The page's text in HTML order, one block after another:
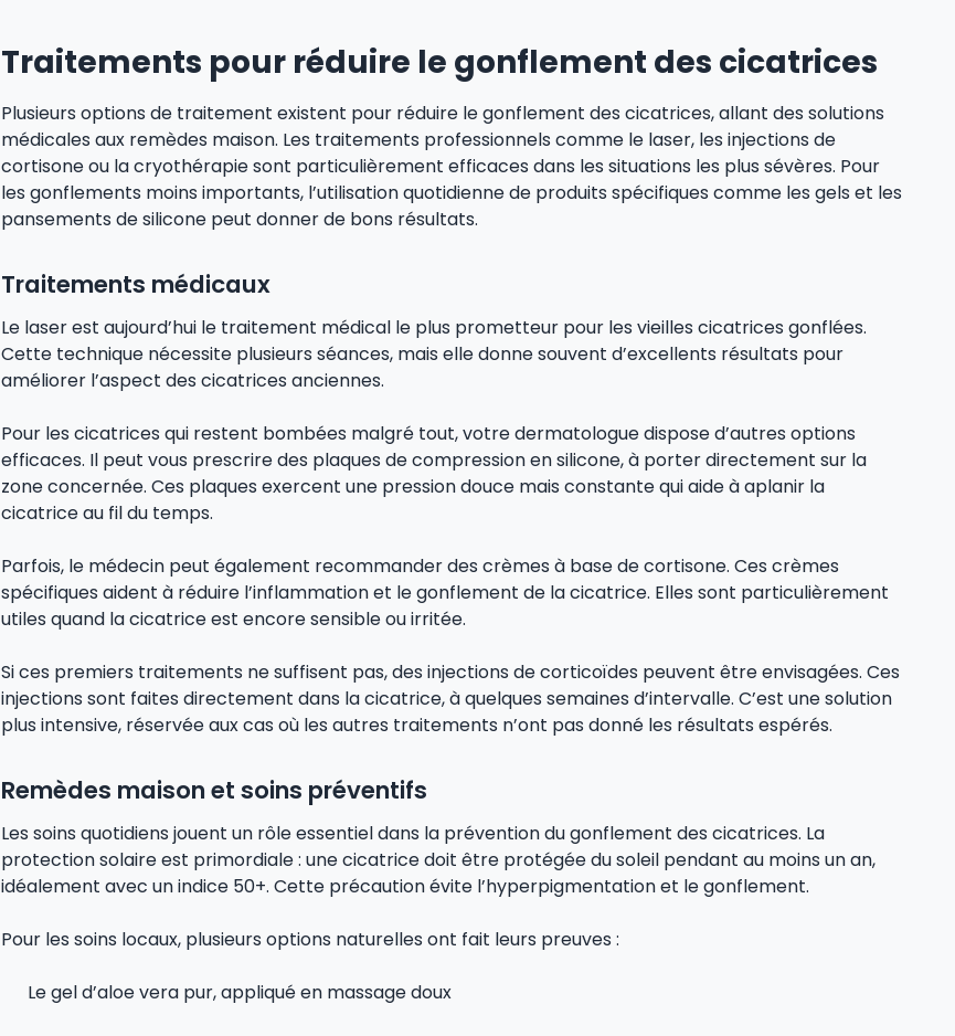
Traitements pour réduire le gonflement des cicatrices
Plusieurs options de traitement existent pour réduire le gonflement des cicatrices, allant des solutions
médicales aux remèdes maison. Les traitements professionnels comme le laser, les injections de
cortisone ou la cryothérapie sont particulièrement efficaces dans les situations les plus sévères. Pour
les gonflements moins importants, l’utilisation quotidienne de produits spécifiques comme les gels et les
pansements de silicone peut donner de bons résultats.
Traitements médicaux
Le laser est aujourd’hui le traitement médical le plus prometteur pour les vieilles cicatrices gonflées.
Cette technique nécessite plusieurs séances, mais elle donne souvent d’excellents résultats pour
améliorer l’aspect des cicatrices anciennes.
Pour les cicatrices qui restent bombées malgré tout, votre dermatologue dispose d’autres options
efficaces. Il peut vous prescrire des plaques de compression en silicone, à porter directement sur la
zone concernée. Ces plaques exercent une pression douce mais constante qui aide à aplanir la
cicatrice au fil du temps.
Parfois, le médecin peut également recommander des crèmes à base de cortisone. Ces crèmes
spécifiques aident à réduire l’inflammation et le gonflement de la cicatrice. Elles sont particulièrement
utiles quand la cicatrice est encore sensible ou irritée.
Si ces premiers traitements ne suffisent pas, des injections de corticoïdes peuvent être envisagées. Ces
injections sont faites directement dans la cicatrice, à quelques semaines d’intervalle. C’est une solution
plus intensive, réservée aux cas où les autres traitements n’ont pas donné les résultats espérés.
Remèdes maison et soins préventifs
Les soins quotidiens jouent un rôle essentiel dans la prévention du gonflement des cicatrices. La
protection solaire est primordiale : une cicatrice doit être protégée du soleil pendant au moins un an,
idéalement avec un indice 50+. Cette précaution évite l’hyperpigmentation et le gonflement.
Pour les soins locaux, plusieurs options naturelles ont fait leurs preuves :
Le gel d’aloe vera pur, appliqué en massage doux